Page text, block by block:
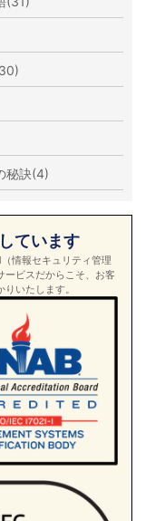
秘訣(4)
ています
情報セキュリティ管理
ービスだからこそ、お客
いたします。